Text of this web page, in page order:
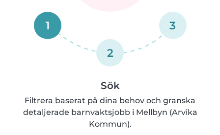
1
2
3
Sök
Filtrera baserat på dina behov och granska
detaljerade barnvaktsjobb i Mellbyn (Arvika
Kommun).